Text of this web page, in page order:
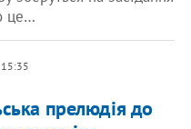
це…
прелюдія до